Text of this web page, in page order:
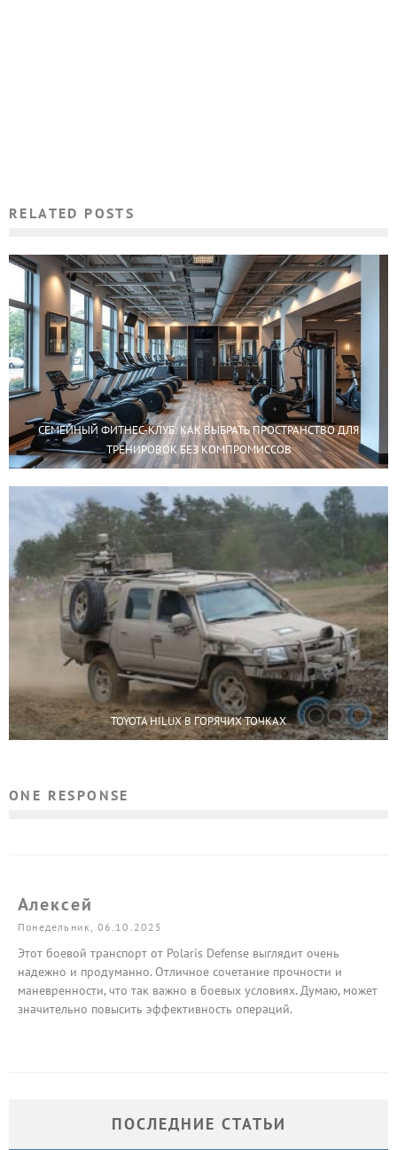
RELATED POSTS
СЕМЕЙНЫЙ ФИТНЕС-КЛУБ: КАК ВЫБРАТЬ ПРОСТРАНСТВО ДЛЯ
ТРЕНИРОВОК БЕЗ КОМПРОМИССОВ
TOYOTA HILUX В ГОРЯЧИХ ТОЧКАХ
ONE RESPONSE
Алексей
Понедельник, 06.10.2025
Этот боевой транспорт от Polaris Defense выглядит очень
надежно и продуманно. Отличное сочетание прочности и
маневренности, что так важно в боевых условиях. Думаю, может
значительно повысить эффективность операций.
ПОСЛЕДНИЕ СТАТЬИ